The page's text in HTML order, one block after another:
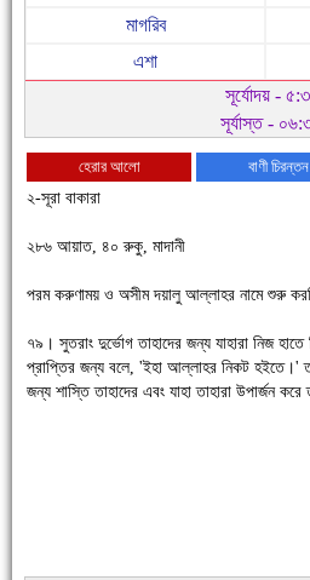
মাগরিব
এশা
সূর্যোদয় -
সূর্যাস্ত -
হেরার আলো বাণী চিরন্তন
২-সূরা বাকারা
২৮৬ আয়াত, ৪০ রুকু, মাদানী
পরম করুণাময় ও অসীম দয়ালু আল্লাহর নামে শুরু
৭৯। সুতরাং দুর্ভোগ তাহাদের জন্য যাহারা নিজ
প্রাপ্তির জন্য বলে, 'ইহা আল্লাহর নিকট হইতে।'
জন্য শাস্তি তাহাদের এবং যাহা তাহারা উপার্জন
চাঁদপুরে উই-এর প্রথম নানা ধরনের পণ্যের সমারোহ